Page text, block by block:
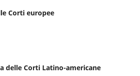
Corti europee
delle Corti Latino-americane